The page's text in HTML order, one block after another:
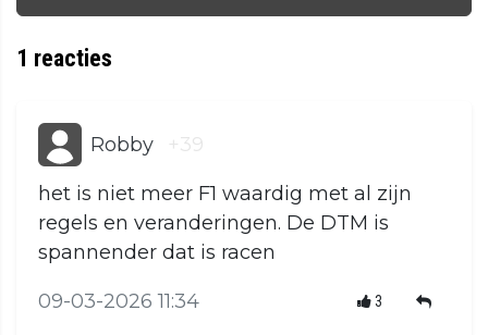
1 reacties
Robby +39
het is niet meer F1 waardig met al zijn
regels en veranderingen. De DTM is
spannender dat is racen
09-03-2026 11:34 3